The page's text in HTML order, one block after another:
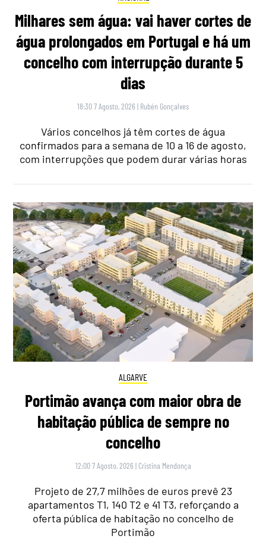
Milhares sem água: vai haver cortes de
água prolongados em Portugal e há um
concelho com interrupção durante 5
dias
18:30 7 Agosto, 2026 | Rubén Gonçalves
Vários concelhos já têm cortes de água
confirmados para a semana de 10 a 16 de agosto,
com interrupções que podem durar várias horas
ALGARVE
Portimão avança com maior obra de
habitação pública de sempre no
concelho
12:00 7 Agosto, 2026 | Cristina Mendonça
Projeto de 27,7 milhões de euros prevê 23
apartamentos T1, 140 T2 e 41 T3, reforçando a
oferta pública de habitação no concelho de
Portimão